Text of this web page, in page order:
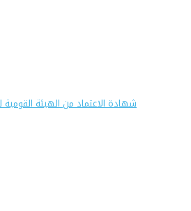
شهادة الاعتماد من الهيئة